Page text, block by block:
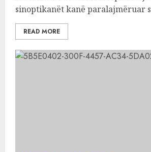
sinoptikanët kanë paralajmëruar
READ MORE